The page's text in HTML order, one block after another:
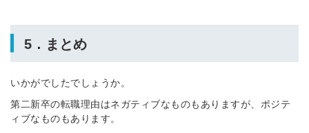
5．まとめ
いかがでしたでしょうか。
第二新卒の転職理由はネガティブなものもありますが、ポジテ
ィブなものもあります。